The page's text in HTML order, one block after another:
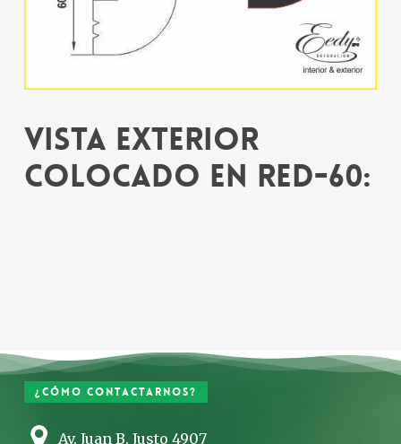
Vista exterior
colocado en RED-60:
¿Cómo contactarnos?
Av. Juan B. Justo 4907